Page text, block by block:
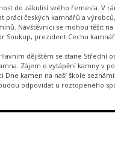
do zákulisí svého řemesla. V
českých kamnářů a
Návštěvníci se mohou těšit
Soukup, prezident Cechu
dějištěm se stane Střední
Zájem o vytápění kamny v
kamen na naší škole
odpovídat u roztopeného